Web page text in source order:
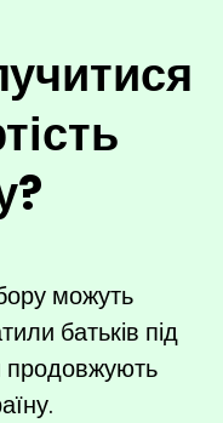
можуть
батьків під
продовжують